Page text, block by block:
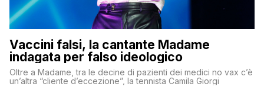
Vaccini falsi, la cantante Madame
indagata per falso ideologico
Oltre a Madame, tra le decine di pazienti dei medici no vax c’è
un’altra “cliente d’eccezione”, la tennista Camila Giorgi